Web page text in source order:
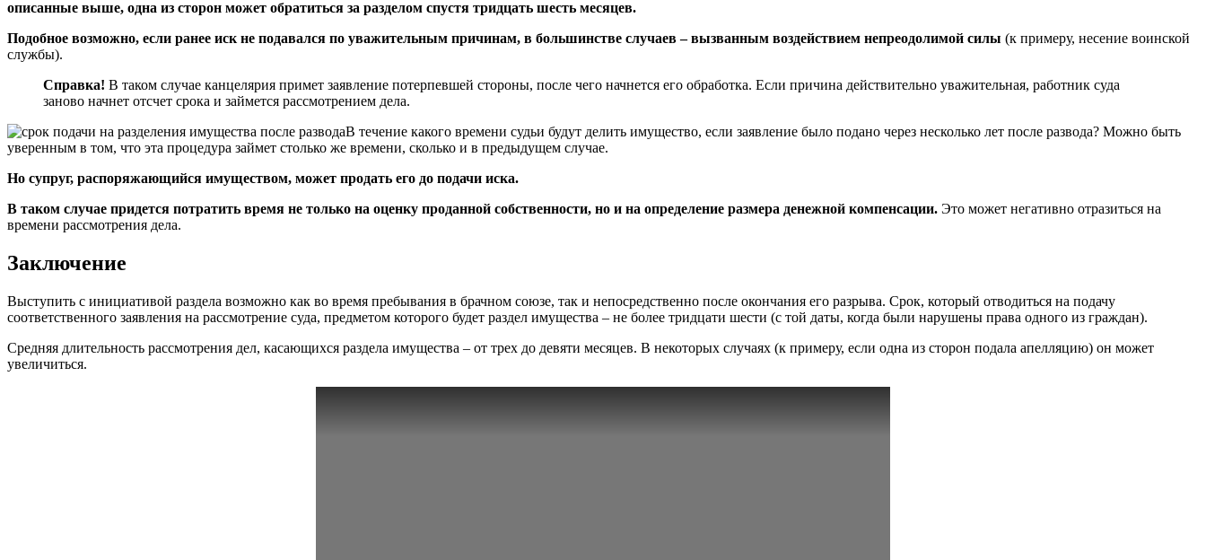
описанные выше, одна из сторон может обратиться за разделом спустя тридцать шесть месяцев.
Подобное возможно, если ранее иск не подавался по уважительным причинам, в большинстве случаев – вызванным воздействием непреодолимой силы (к примеру, несение воинской
службы).
Справка! В таком случае канцелярия примет заявление потерпевшей стороны, после чего начнется его обработка. Если причина действительно уважительная, работник суда
заново начнет отсчет срока и займется рассмотрением дела.
В течение какого времени судьи будут делить имущество, если заявление было подано через несколько лет после развода? Можно быть
уверенным в том, что эта процедура займет столько же времени, сколько и в предыдущем случае.
Но супруг, распоряжающийся имуществом, может продать его до подачи иска.
В таком случае придется потратить время не только на оценку проданной собственности, но и на определение размера денежной компенсации. Это может негативно отразиться на
времени рассмотрения дела.
Заключение
Выступить с инициативой раздела возможно как во время пребывания в брачном союзе, так и непосредственно после окончания его разрыва. Срок, который отводиться на подачу
соответственного заявления на рассмотрение суда, предметом которого будет раздел имущества – не более тридцати шести (с той даты, когда были нарушены права одного из граждан).
Средняя длительность рассмотрения дел, касающихся раздела имущества – от трех до девяти месяцев. В некоторых случаях (к примеру, если одна из сторон подала апелляцию) он может
увеличиться.